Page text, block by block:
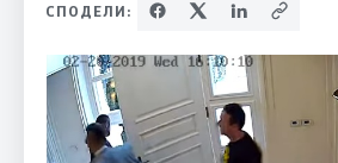
СПОДЕЛИ: